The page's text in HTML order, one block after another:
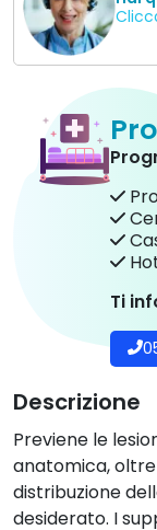
Invio Gratis!
14 giorni
reso
Opzioni del
